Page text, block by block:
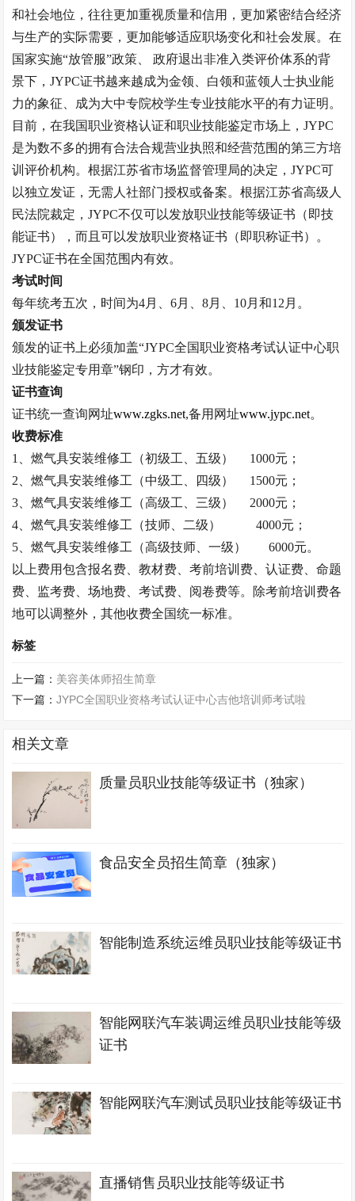
和社会地位，往往更加重视质量和信用，更加紧密结合经济
与生产的实际需要，更加能够适应职场变化和社会发展。在
国家实施“放管服”政策、 政府退出非准入类评价体系的背
景下，JYPC证书越来越成为金领、白领和蓝领人士执业能
力的象征、成为大中专院校学生专业技能水平的有力证明。
目前，在我国职业资格认证和职业技能鉴定市场上，JYPC
是为数不多的拥有合法合规营业执照和经营范围的第三方培
训评价机构。根据江苏省市场监督管理局的决定，JYPC可
以独立发证，无需人社部门授权或备案。根据江苏省高级人
民法院裁定，JYPC不仅可以发放职业技能等级证书（即技
能证书），而且可以发放职业资格证书（即职称证书）。
JYPC证书在全国范围内有效。
考试时间
每年统考五次，时间为4月、6月、8月、 10月和12 月。
颁发证书
颁发的证书上必须加盖“JYPC全国职业资格考试认证中心职
业技能鉴定专用章”钢印，方才有效。
证书查询
证书统一查询网址www.zgks.net,备用网址www.jypc.net。
收费标准
1
、燃气具安装维修工（初级工、五级） 1000元；
2 、燃气具安装维修工（中级工、四级） 1500元；
3 、燃气具安装维修工（高级工、三级） 2000元；
4 、燃气具安装维修工（技师、二级） 4000元；
5 、燃气具安装维修工（高级技师、一级） 6000元。
以上费用包含报名费、教材费、考前培训费、认证费、命题
费、监考费、场地费、考试费、阅卷费等。除考前培训费各
地可以调整外，其他收费全国统一标准。
标签
上一篇： 美容美体师招生简章
下一篇：JYPC全国职业资格考试认证中心吉他培训师考试啦
相关文章
质量员职业技能等级证书（独家）
食品安全员招生简章（独家）
智能制造系统运维员职业技能等级证书
智能网联汽车装调运维员职业技能等级
证书
智能网联汽车测试员职业技能等级证书
直播销售员职业技能等级证书